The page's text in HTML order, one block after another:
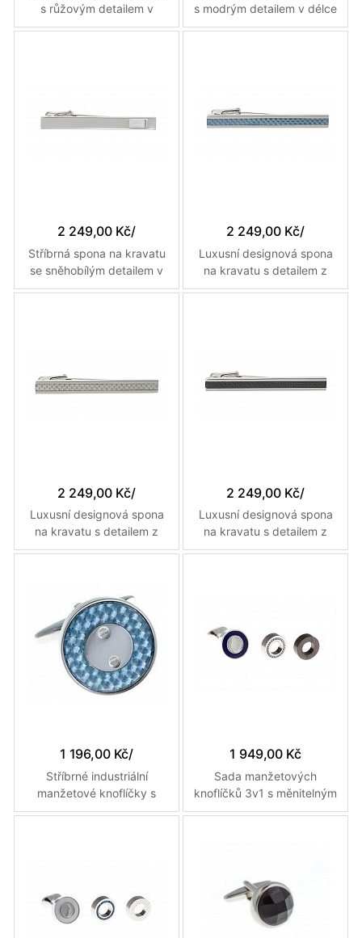
s růžovým detailem v
délce 55 mm
s modrým detailem v délce
55 mm
2 249,00 Kč/
Stříbrná spona na kravatu
se sněhobílým detailem v
délce 55 mm
2 249,00 Kč/
Luxusní designová spona
na kravatu s detailem z
modrého karbonového
2 249,00 Kč/
Luxusní designová spona
na kravatu s detailem z
bílého karbonového vlákna
2 249,00 Kč/
Luxusní designová spona
na kravatu s detailem z
černého karbonového
1 196,00 Kč/
Stříbrné industriální
manžetové knoflíčky s
výplní z modrého karbonu
1 949,00 Kč
Sada manžetových
knoflíčků 3v1 s měnitelným
designem v tmavě modré